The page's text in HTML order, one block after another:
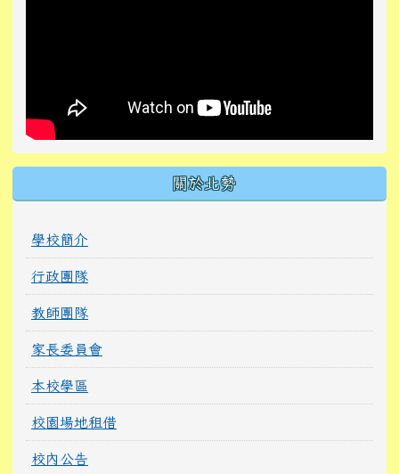
關於北勢
學校簡介
行政團隊
教師團隊
家長委員會
本校學區
校園場地租借
校內公告